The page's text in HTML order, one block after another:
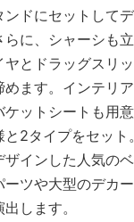
ンドにセットして
らに、シャーシも
とドラッグスリ
めます。インテリ
ケットシートも用
と2タイプをセット
ザインした人気の
ーツや大型のデカ
します。